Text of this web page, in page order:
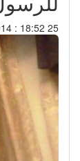
25 Dec 2014 : 18:52